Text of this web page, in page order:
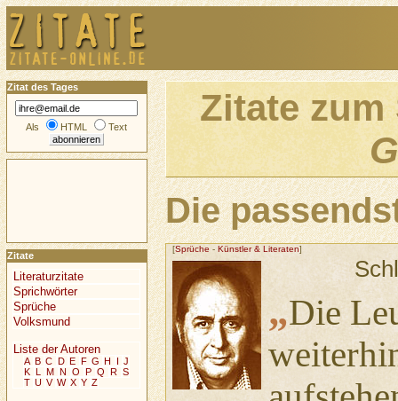
Zitate
Die
[Sprüche - Künstler & Literaten]
„Die
Zitat des Tages
Als HTML Text
Zitate
Literaturzitate
Sprichwörter
Sprüche
Volksmund
Liste der Autoren
A B C D E F G H I J
K L M N O P Q R S
T U V W X Y Z